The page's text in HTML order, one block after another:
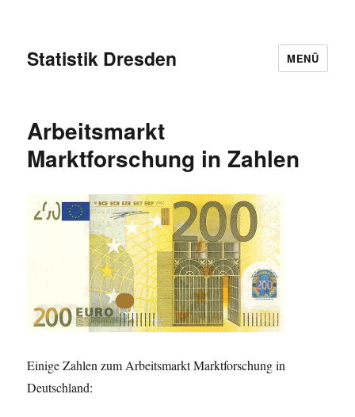
Statistik Dresden MENÜ
Arbeitsmarkt
Marktforschung in Zahlen
Einige Zahlen zum Arbeitsmarkt Marktforschung in
Deutschland: